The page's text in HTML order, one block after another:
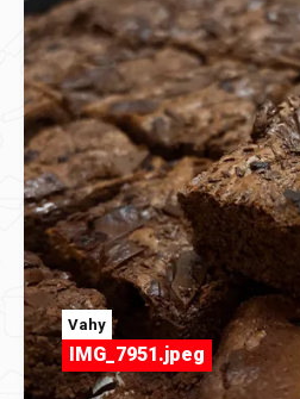
Vahy
IMG_7951.jpeg